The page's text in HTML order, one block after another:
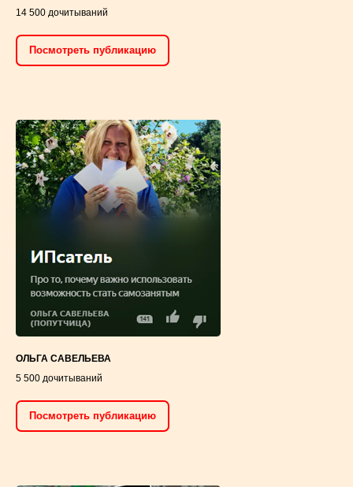
14 500 дочитываний
Посмотреть публикацию
ОЛЬГА САВЕЛЬЕВА
5 500 дочитываний
Посмотреть публикацию